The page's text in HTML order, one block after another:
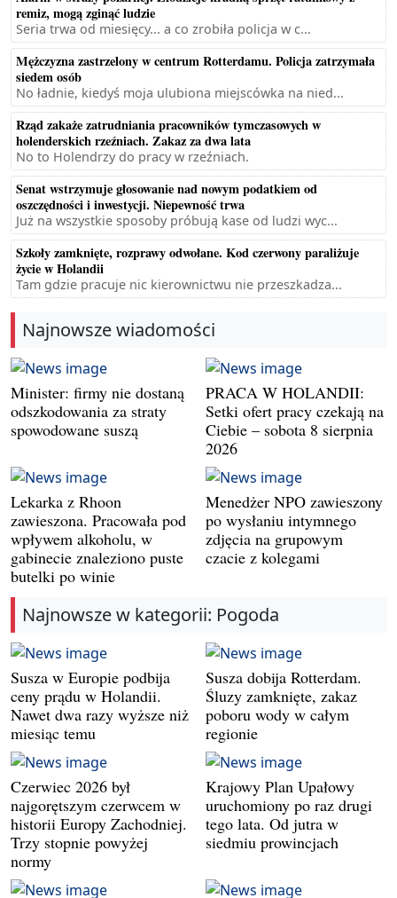
remiz, mogą zginąć ludzie
Seria trwa od miesięcy... a co zrobiła policja w c...
Mężczyzna zastrzelony w centrum Rotterdamu. Policja zatrzymała
siedem osób
No ładnie, kiedyś moja ulubiona miejscówka na nied...
Rząd zakaże zatrudniania pracowników tymczasowych w
holenderskich rzeźniach. Zakaz za dwa lata
No to Holendrzy do pracy w rzeźniach.
Senat wstrzymuje głosowanie nad nowym podatkiem od
oszczędności i inwestycji. Niepewność trwa
Już na wszystkie sposoby próbują kase od ludzi wyc...
Szkoły zamknięte, rozprawy odwołane. Kod czerwony paraliżuje
życie w Holandii
Tam gdzie pracuje nic kierownictwu nie przeszkadza...
Najnowsze wiadomości
Minister: firmy nie dostaną
odszkodowania za straty
spowodowane suszą
PRACA W HOLANDII:
Setki ofert pracy czekają na
Ciebie – sobota 8 sierpnia
2026
Lekarka z Rhoon
zawieszona. Pracowała pod
wpływem alkoholu, w
gabinecie znaleziono puste
butelki po winie
Menedżer NPO zawieszony
po wysłaniu intymnego
zdjęcia na grupowym
czacie z kolegami
Najnowsze w kategorii: Pogoda
Susza w Europie podbija
ceny prądu w Holandii.
Nawet dwa razy wyższe niż
miesiąc temu
Susza dobija Rotterdam.
Śluzy zamknięte, zakaz
poboru wody w całym
regionie
Czerwiec 2026 był
najgorętszym czerwcem w
historii Europy Zachodniej.
Trzy stopnie powyżej
normy
Krajowy Plan Upałowy
uruchomiony po raz drugi
tego lata. Od jutra w
siedmiu prowincjach